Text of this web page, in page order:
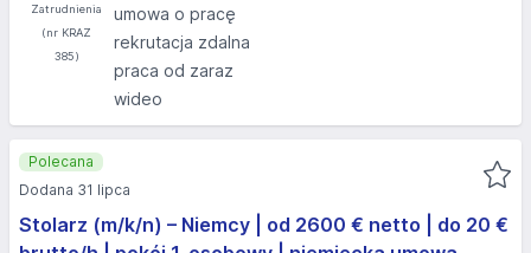
umowa o pracę
rekrutacja zdalna
praca od zaraz
wideo
Stolarz (m/k/n) – Niemcy | od 2600 € netto | do 20 €
Polecana
Dodana 31 lipca